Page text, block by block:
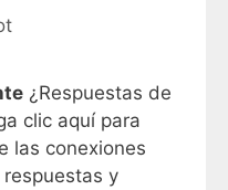
¿Respuestas de
clic aquí para
las conexiones
y